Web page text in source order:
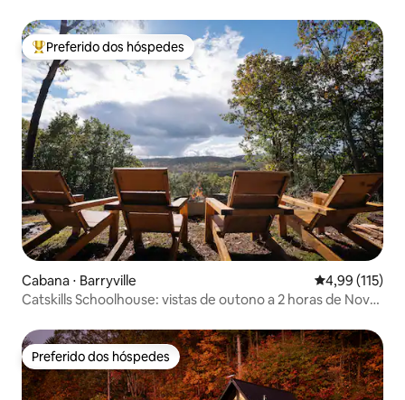
Entre os melhores preferidos dos hóspedes
Preferido dos hóspedes
Cabana ⋅ Barryville 4,99 de uma
4,99 (115)
Catskills Schoolhouse: vistas de outono a 2 horas de Nova
Preferido dos hóspedes
Preferido dos hóspedes